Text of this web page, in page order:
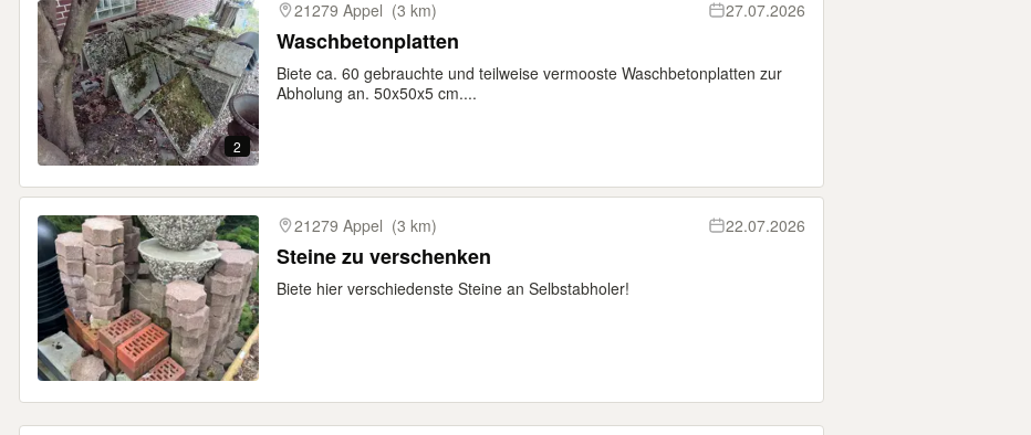
2
21279 Appel (3 km) 27.07.2026
Waschbetonplatten
Biete ca. 60 gebrauchte und teilweise vermooste Waschbetonplatten zur
Abholung an. 50x50x5 cm....
21279 Appel (3 km) 22.07.2026
Steine zu verschenken
Biete hier verschiedenste Steine an Selbstabholer!